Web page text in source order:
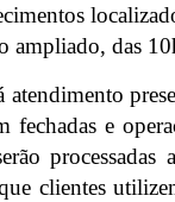
ampliado, das
atendimento
fechadas e
clientes